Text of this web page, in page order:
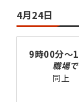
4月24日
9時00分～
職場
同上